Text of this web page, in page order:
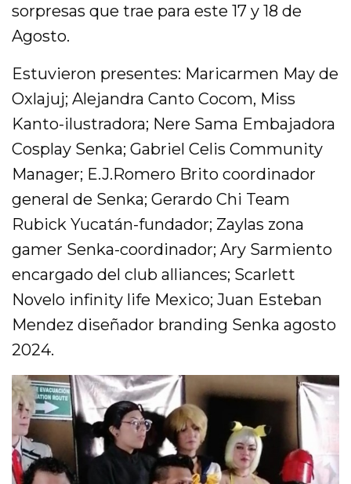
sorpresas que trae para este 17 y 18 de
Agosto.
Estuvieron presentes: Maricarmen May de
Oxlajuj; Alejandra Canto Cocom, Miss
Kanto-ilustradora; Nere Sama Embajadora
Cosplay Senka; Gabriel Celis Community
Manager; E.J.Romero Brito coordinador
general de Senka; Gerardo Chi Team
Rubick Yucatán-fundador; Zaylas zona
gamer Senka-coordinador; Ary Sarmiento
encargado del club alliances; Scarlett
Novelo infinity life Mexico; Juan Esteban
Mendez diseñador branding Senka agosto
2024.